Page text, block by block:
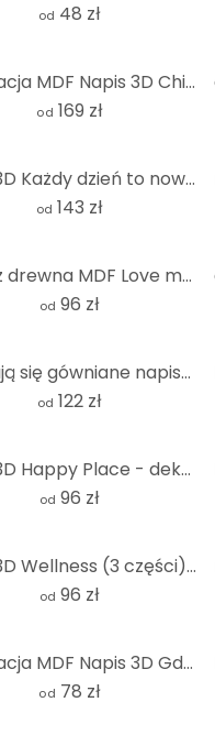
od 48 zł
Dekoracja MDF Napis 3D Chillout Lounge
od 169 zł
napis 3D Każdy dzień to nowa przygoda - dekoracja MDF
od 143 zł
Napis z drewna MDF Love modern
od 96 zł
zdarzają się gówniane napisy 3D - dekoracja MDF
od 122 zł
napis 3D Happy Place - dekoracja MDF
od 96 zł
napis 3D Wellness (3 części) - litery MDF natura
od 96 zł
Dekoracja MDF Napis 3D Gdzie bawią się dzikie zwierzęta
od 78 zł